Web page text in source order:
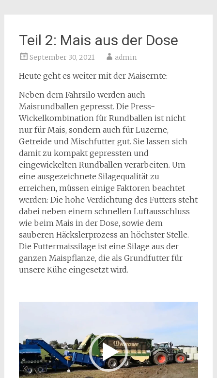
Teil 2: Mais aus der Dose
September 30, 2021 admin
Heute geht es weiter mit der Maisernte:
Neben dem Fahrsilo werden auch
Maisrundballen gepresst. Die Press-
Wickelkombination für Rundballen ist nicht
nur für Mais, sondern auch für Luzerne,
Getreide und Mischfutter gut. Sie lassen sich
damit zu kompakt gepressten und
eingewickelten Rundballen verarbeiten. Um
eine ausgezeichnete Silagequalität zu
erreichen, müssen einige Faktoren beachtet
werden: Die hohe Verdichtung des Futters steht
dabei neben einem schnellen Luftausschluss
wie beim Mais in der Dose, sowie dem
sauberen Häckslerprozess an höchster Stelle.
Die Futtermaissilage ist eine Silage aus der
ganzen Maispflanze, die als Grundfutter für
unsere Kühe eingesetzt wird.